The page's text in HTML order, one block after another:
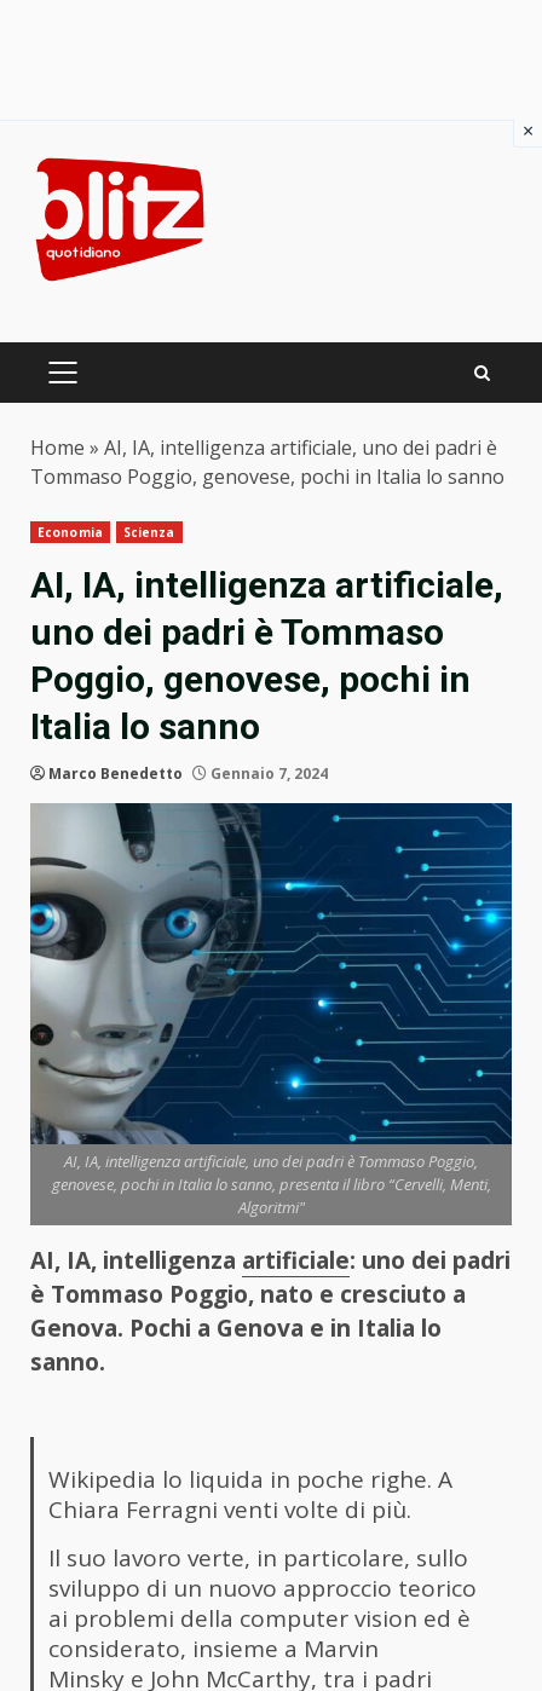
content
PRIMARY
Home » AI, IA, intelligenza artificiale, uno dei padri è
Tommaso Poggio, genovese, pochi in Italia lo sanno
Economia Scienza
AI, IA, intelligenza artificiale,
uno dei padri è Tommaso
Poggio, genovese, pochi in
Italia lo sanno
Marco Benedetto Gennaio 7, 2024
AI, IA, intelligenza artificiale, uno dei padri è Tommaso Poggio,
genovese, pochi in Italia lo sanno, presenta il libro “Cervelli, Menti,
Algoritmi"
AI, IA, intelligenza artificiale: uno dei padri
è Tommaso Poggio, nato e cresciuto a
Genova. Pochi a Genova e in Italia lo
sanno.
Wikipedia lo liquida in poche righe. A
Chiara Ferragni venti volte di più.
Il suo lavoro verte, in particolare, sullo
sviluppo di un nuovo approccio teorico
ai problemi della computer vision ed è
considerato, insieme a Marvin
Minsky e John McCarthy, tra i padri
×